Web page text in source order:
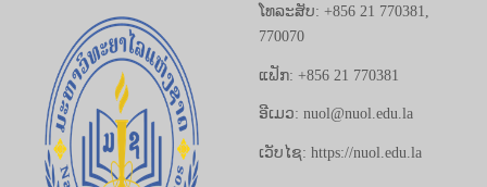
ໂທລະສັບ: +856 21 770381,
770070
ແຟັກ: +856 21 770381
ອີເມວ: nuol@nuol.edu.la
ເວັບໄຊ: https://nuol.edu.la